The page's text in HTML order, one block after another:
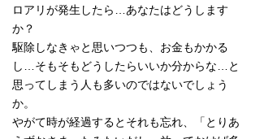
ロアリが発生したら…あなたはどうします
か？
駆除しなきゃと思いつつも、お金もかかる
し…そもそもどうしたらいいか分からな…と
思ってしまう人も多いのではないでしょう
か。
やがて時が経過するとそれも忘れ、「とりあ